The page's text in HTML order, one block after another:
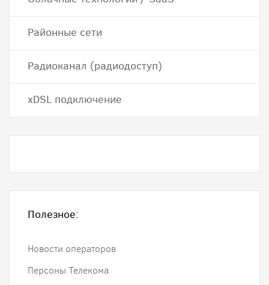
Районные сети
Радиоканал (радиодоступ)
хDSL подключение
Полезное:
Новости операторов
Персоны Телекома